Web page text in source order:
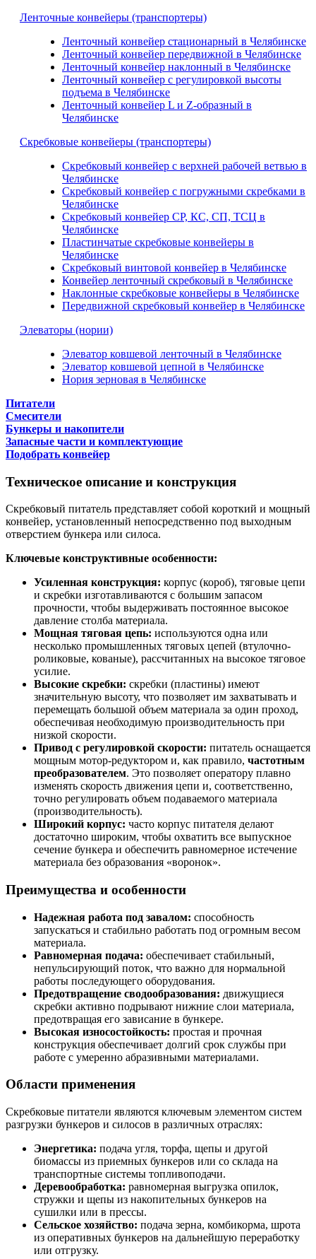
Ленточные конвейеры (транспортеры)
Ленточный конвейер стационарный в Челябинске
Ленточный конвейер передвижной в Челябинске
Ленточный конвейер наклонный в Челябинске
Ленточный конвейер с регулировкой высоты
подъема в Челябинске
Ленточный конвейер L и Z-образный в
Челябинске
Скребковые конвейеры (транспортеры)
Скребковый конвейер с верхней рабочей ветвью в
Челябинске
Скребковый конвейер с погружными скребками в
Челябинске
Скребковый конвейер СР, КС, СП, ТСЦ в
Челябинске
Пластинчатые скребковые конвейеры в
Челябинске
Скребковый винтовой конвейер в Челябинске
Конвейер ленточный скребковый в Челябинске
Наклонные скребковые конвейеры в Челябинске
Передвижной скребковый конвейер в Челябинске
Элеваторы (нории)
Элеватор ковшевой ленточный в Челябинске
Элеватор ковшевой цепной в Челябинске
Нория зерновая в Челябинске
Питатели
Смесители
Бункеры и накопители
Запасные части и комплектующие
Подобрать конвейер
Техническое описание и конструкция
Скребковый питатель представляет собой короткий и мощный
конвейер, установленный непосредственно под выходным
отверстием бункера или силоса.
Ключевые конструктивные особенности:
Усиленная конструкция: корпус (короб), тяговые цепи
и скребки изготавливаются с большим запасом
прочности, чтобы выдерживать постоянное высокое
давление столба материала.
Мощная тяговая цепь: используются одна или
несколько промышленных тяговых цепей (втулочно-
роликовые, кованые), рассчитанных на высокое тяговое
усилие.
Высокие скребки: скребки (пластины) имеют
значительную высоту, что позволяет им захватывать и
перемещать большой объем материала за один проход,
обеспечивая необходимую производительность при
низкой скорости.
Привод с регулировкой скорости: питатель оснащается
мощным мотор-редуктором и, как правило, частотным
преобразователем. Это позволяет оператору плавно
изменять скорость движения цепи и, соответственно,
точно регулировать объем подаваемого материала
(производительность).
Широкий корпус: часто корпус питателя делают
достаточно широким, чтобы охватить все выпускное
сечение бункера и обеспечить равномерное истечение
материала без образования «воронок».
Преимущества и особенности
Надежная работа под завалом: способность
запускаться и стабильно работать под огромным весом
материала.
Равномерная подача: обеспечивает стабильный,
непульсирующий поток, что важно для нормальной
работы последующего оборудования.
Предотвращение сводообразования: движущиеся
скребки активно подрывают нижние слои материала,
предотвращая его зависание в бункере.
Высокая износостойкость: простая и прочная
конструкция обеспечивает долгий срок службы при
работе с умеренно абразивными материалами.
Области применения
Скребковые питатели являются ключевым элементом систем
разгрузки бункеров и силосов в различных отраслях:
Энергетика: подача угля, торфа, щепы и другой
биомассы из приемных бункеров или со склада на
транспортные системы топливоподачи.
Деревообработка: равномерная выгрузка опилок,
стружки и щепы из накопительных бункеров на
сушилки или в прессы.
Сельское хозяйство: подача зерна, комбикорма, шрота
из оперативных бункеров на дальнейшую переработку
или отгрузку.